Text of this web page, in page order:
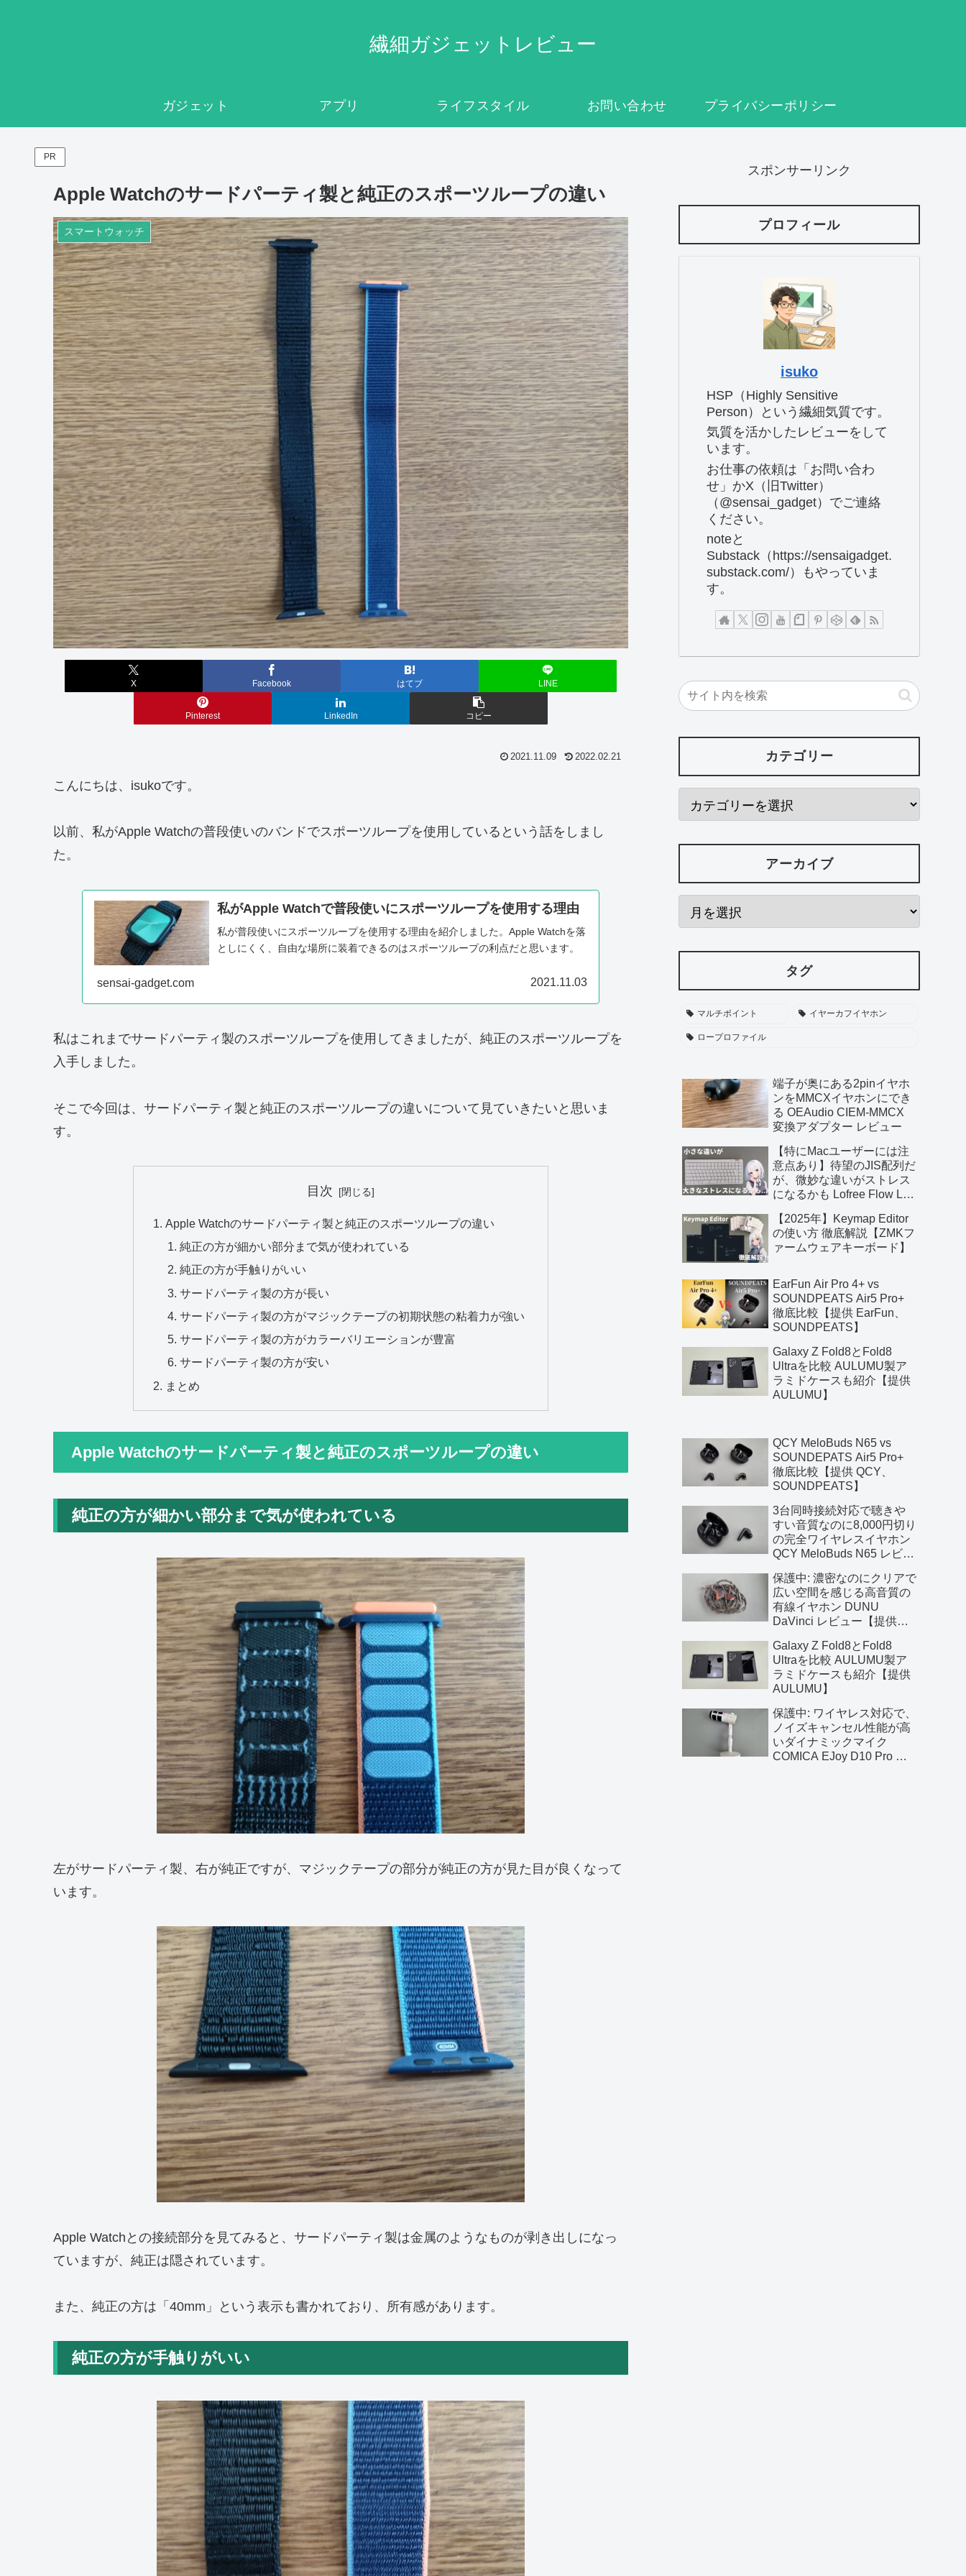
繊細ガジェットレビュー
ガジェット アプリ ライフスタイル お問い合わせ プライバシーポリシー
PR
Apple Watchのサードパーティ製と純正のスポーツループの違い
スマートウォッチ
X Facebook はてブ LINE
Pinterest LinkedIn コピー
2021.11.09 2022.02.21
こんにちは、isukoです。
以前、私がApple Watchの普段使いのバンドでスポーツループを使用しているという話をしまし
た。
私がApple Watchで普段使いにスポーツループを使用する理由
私が普段使いにスポーツループを使用する理由を紹介しました。Apple Watchを落
としにくく、自由な場所に装着できるのはスポーツループの利点だと思います。
sensai-gadget.com 2021.11.03
私はこれまでサードパーティ製のスポーツループを使用してきましたが、純正のスポーツループを
入手しました。
そこで今回は、サードパーティ製と純正のスポーツループの違いについて見ていきたいと思いま
す。
目次
Apple Watchのサードパーティ製と純正のスポーツループの違い
純正の方が細かい部分まで気が使われている
純正の方が手触りがいい
サードパーティ製の方が長い
サードパーティ製の方がマジックテープの初期状態の粘着力が強い
サードパーティ製の方がカラーバリエーションが豊富
サードパーティ製の方が安い
まとめ
Apple Watchのサードパーティ製と純正のスポーツループの違い
純正の方が細かい部分まで気が使われている
左がサードパーティ製、右が純正ですが、マジックテープの部分が純正の方が見た目が良くなって
います。
Apple Watchとの接続部分を見てみると、サードパーティ製は金属のようなものが剥き出しになっ
ていますが、純正は隠されています。
また、純正の方は「40mm」という表示も書かれており、所有感があります。
純正の方が手触りがいい
スポンサーリンク
プロフィール
isuko
HSP（Highly Sensitive
Person）という繊細気質です。
気質を活かしたレビューをして
います。
お仕事の依頼は「お問い合わ
せ」かX（旧Twitter）
（@sensai_gadget）でご連絡
ください。
noteと
Substack（https://sensaigadget.
substack.com/）もやっていま
す。
カテゴリー
アーカイブ
タグ
マルチポイント イヤーカフイヤホン
ロープロファイル
端子が奥にある2pinイヤホ
ンをMMCXイヤホンにでき
る OEAudio CIEM-MMCX
変換アダプター レビュー
【特にMacユーザーには注
意点あり】待望のJIS配列だ
が、微妙な違いがストレス
になるかも Lofree Flow Lite
同会社】
【2025年】Keymap Editor
の使い方 徹底解説【ZMKフ
ァームウェアキーボード】
EarFun Air Pro 4+ vs
SOUNDPEATS Air5 Pro+
徹底比較【提供 EarFun、
SOUNDPEATS】
Galaxy Z Fold8とFold8
Ultraを比較 AULUMU製ア
ラミドケースも紹介【提供
AULUMU】
QCY MeloBuds N65 vs
SOUNDEPATS Air5 Pro+
徹底比較【提供 QCY、
SOUNDPEATS】
3台同時接続対応で聴きや
すい音質なのに8,000円切り
の完全ワイヤレスイヤホン
QCY MeloBuds N65 レビュ
保護中: 濃密なのにクリアで
広い空間を感じる高音質の
有線イヤホン DUNU
DaVinci レビュー【提供
Galaxy Z Fold8とFold8
Ultraを比較 AULUMU製ア
ラミドケースも紹介【提供
AULUMU】
保護中: ワイヤレス対応で、
ノイズキャンセル性能が高
いダイナミックマイク
COMICA EJoy D10 Pro レ